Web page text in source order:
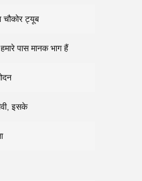
चौकोर ट्यूब
पास मानक भाग हैं
इसके